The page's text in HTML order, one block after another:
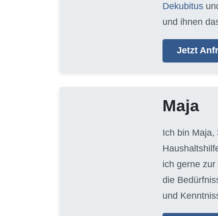
Dekubitus
und ihnen
Jetzt
Maja
Ich bin Maja,
ich gerne
die
und